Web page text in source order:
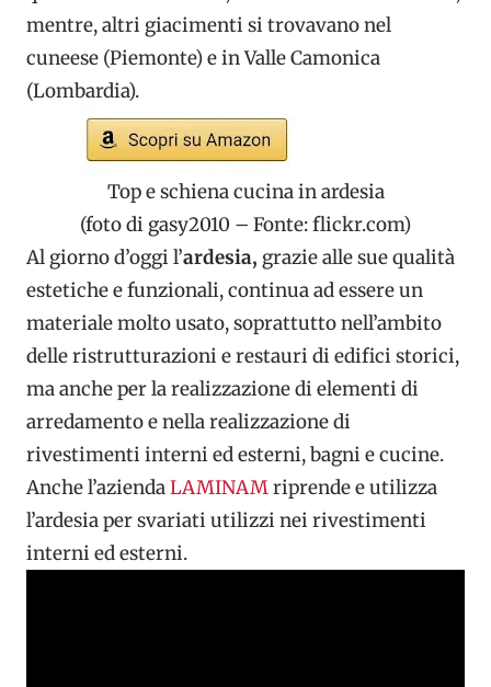
mentre, altri giacimenti si trovavano nel
cuneese (Piemonte) e in Valle Camonica
(Lombardia).
Top e schiena cucina in ardesia
(foto di gasy2010 – Fonte: flickr.com)
Al giorno d’oggi l’ardesia, grazie alle sue qualità
estetiche e funzionali, continua ad essere un
materiale molto usato, soprattutto nell’ambito
delle ristrutturazioni e restauri di edifici storici,
ma anche per la realizzazione di elementi di
arredamento e nella realizzazione di
rivestimenti interni ed esterni, bagni e cucine.
Anche l’aziendaLAMINAMriprende e utilizza
l’ardesia per svariati utilizzi nei rivestimenti
interni ed esterni.